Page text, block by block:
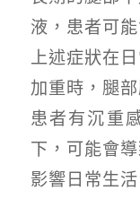
液，患者可
上述症狀在
加重時，腿
患者有沉重
下，可能會
影響日常生